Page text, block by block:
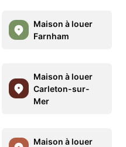
Maison à louer
Farnham
Maison à louer
Carleton-sur-
Mer
Maison à louer